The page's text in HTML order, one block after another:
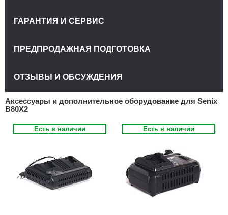
Аксессуары и дополнительное оборудование для Senix
B80X2
Есть в наличии Есть в наличии
ГАРАНТИЯ И СЕРВИС
ПРЕДПРОДАЖНАЯ ПОДГОТОВКА
ОТЗЫВЫ И ОБСУЖДЕНИЯ